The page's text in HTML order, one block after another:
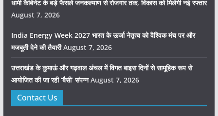
धामी कैबिनेट के बड़े फैसले जनकल्याण से रोजगार तक, विकास को मिलेगी नई रफ्तार
August 7, 2026
India Energy Week 2027 भारत के ऊर्जा नेतृत्व को वैश्विक मंच पर और
मजबूती देने की तैयारी August 7, 2026
उत्तराखंड के कुमाऊं और गढ़वाल अंचल में विगत बाइस दिनों से सामूहिक रूप से
आयोजित की जा रही ‘बैसी’ संपन्न August 7, 2026
Contact Us